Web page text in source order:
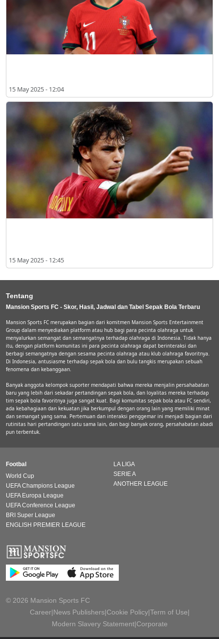
15 May 2025 - 12:04
15 May 2025 - 12:45
Tentang
Mansion Sports FC - Skor, Hasil, Jadwal dan Tabel Sepak Bola Terbaru
Mansion Sports FC merupakan bagian dari komitmen Mansion Sports Entertainment
Group dalam menyediakan platform atau hub bagi para pecinta olahraga untuk
menyalurkan semangat dan semangatnya terhadap olahraga di Indonesia. Tidak hanya
itu, dengan platform komunitas ini para pecinta olahraga dapat berinteraksi dan
berbagi semangatnya dengan sesama pecinta olahraga atau klub olahraga favoritnya.
Di Indonesia, antusiasme terhadap sepak bola dan bulu tangkis merupakan sebuah
fenomena dan kebanggaan.
Banyak anggota kelompok suporter mendapati bahwa mereka menjalin persahabatan
baru yang lebih dari sekadar pertandingan sepak bola, dan loyalitas mereka terhadap
tim sepak bola favoritnya juga sangat kuat. Bagi komunitas sepak bola atau FC sendiri,
ada kebahagiaan dan kekuatan jika berkumpul dengan orang lain yang memiliki minat
dan semangat yang sama. Pertemuan dan interaksi penggemar ini menjadi bagian dari
rutinitas hari pertandingan satu sama lain, dan bagi banyak orang, persahabatan abadi
pun terbentuk.
Footbal
World Cup
UEFA Champions League
UEFA Europa League
UEFA Conference League
BRI Super League
ENGLISH PREMIER LEAGUE
LA LIGA
SERIE A
ANOTHER LEAGUE
© 2026 Mansion Sports FC
Career|News Publishers|Cookie Policy|Term of Use|
Modern Slavery Statement|Corporate